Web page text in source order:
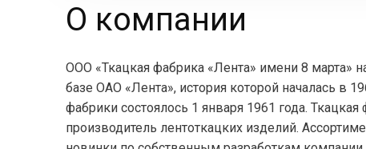
О компании
ООО «Ткацкая фабрика «Лента» имени 8 марта»
базе ОАО «Лента», история которой началась в
фабрики состоялось 1 января 1961 года.
производитель лентоткацких изделий.